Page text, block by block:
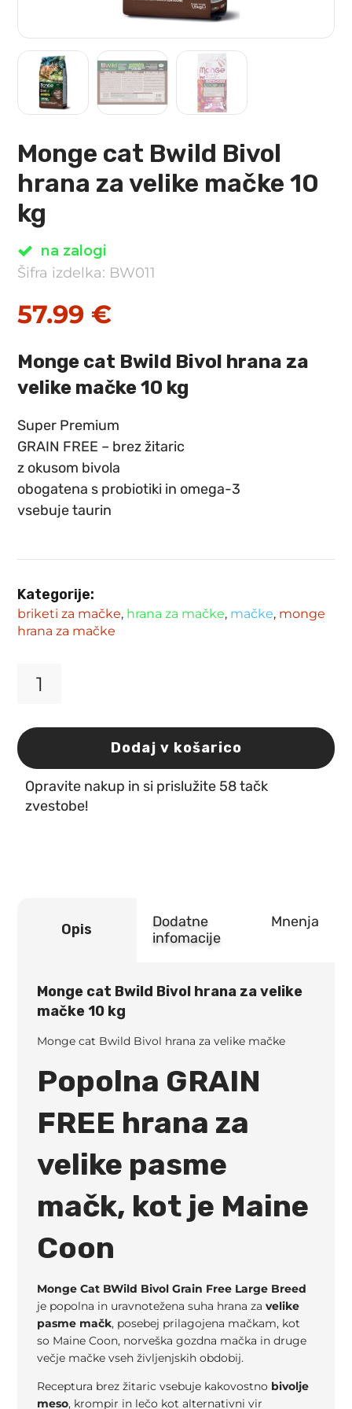
Monge cat Bwild Bivol
hrana za velike mačke 10
kg
na zalogi
Šifra izdelka: BW011
57.99 €
Monge cat Bwild Bivol hrana za
velike mačke 10 kg
Super Premium
GRAIN FREE – brez žitaric
z okusom bivola
obogatena s probiotiki in omega-3
vsebujetaurin
Kategorije:
briketi za mačke, hrana za mačke, mačke, monge
hrana za mačke
Bwild
Bivol
hrana
velike
mačke
Dodaj v košarico
Opravite nakup in si prislužite 58 tačk
zvestobe!
Opis
Dodatne
infomacije
Mnenja
Monge cat Bwild Bivol hrana za velike
mačke 10 kg
Monge cat Bwild Bivol hrana za velike mačke
Popolna GRAIN
FREE hrana za
velike pasme
mačk, kot je Maine
Coon
Monge Cat BWild Bivol Grain Free Large Breed
je popolna in uravnotežena suha hrana zavelike
pasme mačk, posebej prilagojena mačkam, kot
so Maine Coon, norveška gozdna mačka in druge
večje mačke vseh življenjskih obdobij.
Receptura brez žitaric vsebuje kakovostno bivolje
meso, krompir in lečo kot alternativni vir